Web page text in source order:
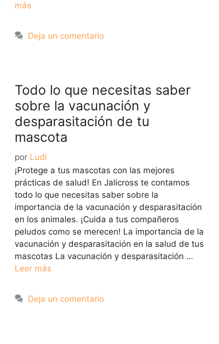
más
Deja un comentario
Todo lo que necesitas saber
sobre la vacunación y
desparasitación de tu
mascota
por Ludi
¡Protege a tus mascotas con las mejores
prácticas de salud! En Jalicross te contamos
todo lo que necesitas saber sobre la
importancia de la vacunación y desparasitación
en los animales. ¡Cuida a tus compañeros
peludos como se merecen! La importancia de la
vacunación y desparasitación en la salud de tus
mascotas La vacunación y desparasitación …
Leer más
Deja un comentario